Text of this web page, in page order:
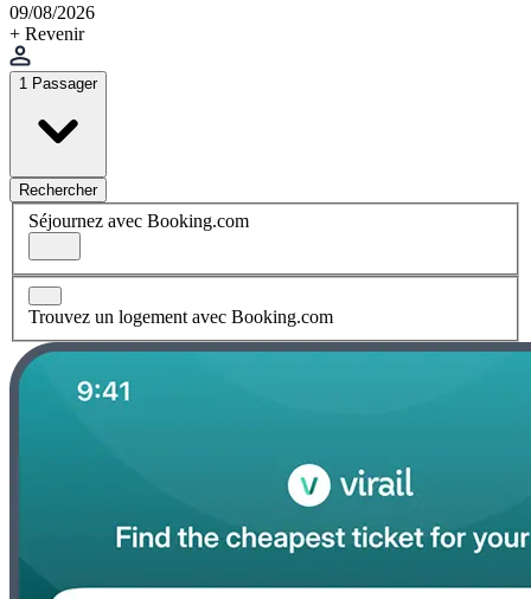
09/08/2026
+ Revenir
1 Passager
Rechercher
Séjournez avec Booking.com
Trouvez un logement avec Booking.com